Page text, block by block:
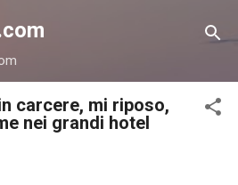
contenuti principali
carcere, mi riposo,
nei grandi hotel